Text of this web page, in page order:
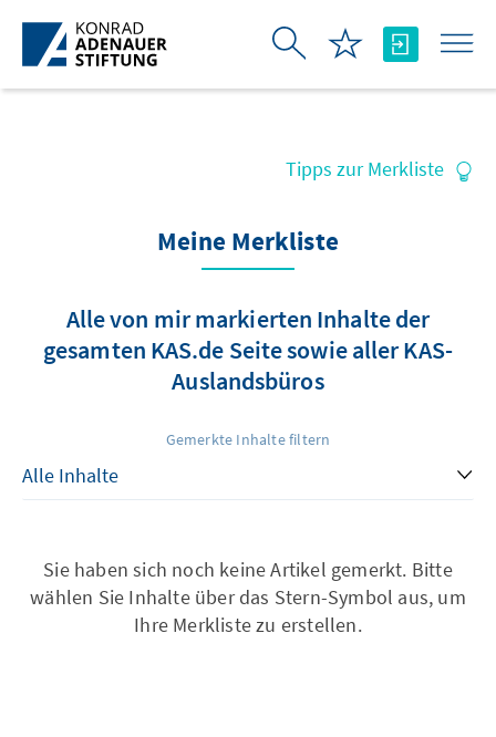
メインコンテンツにスキップ
Tipps zur Merkliste
Meine Merkliste
Alle von mir markierten Inhalte der
gesamten KAS.de Seite sowie aller KAS-
Auslandsbüros
Gemerkte Inhalte filtern
Sie haben sich noch keine Artikel gemerkt. Bitte
wählen Sie Inhalte über das Stern-Symbol aus, um
Ihre Merkliste zu erstellen.